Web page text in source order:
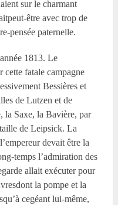
sur le charmant
être avec trop de
pensée paternelle.
1813. Le
cette fatale campagne
Bessières et
de Lutzen et de
la Saxe, la Bavière, par
de Leipsick. La
devait être la
temps l’admiration des
allait exécuter pour
la pompe et la
cegéant lui-même,